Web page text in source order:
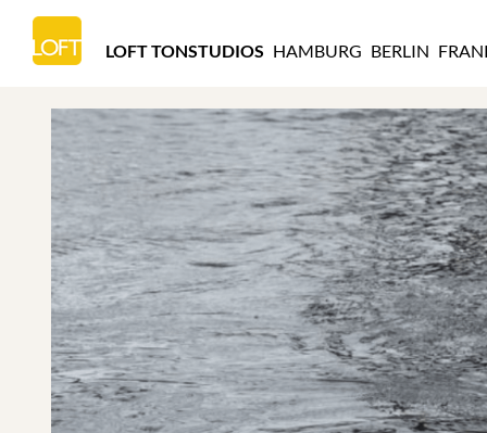
TONSTUDIOS
HAMBURG
LOFT TONSTUDIOS HAMBURG BERLIN